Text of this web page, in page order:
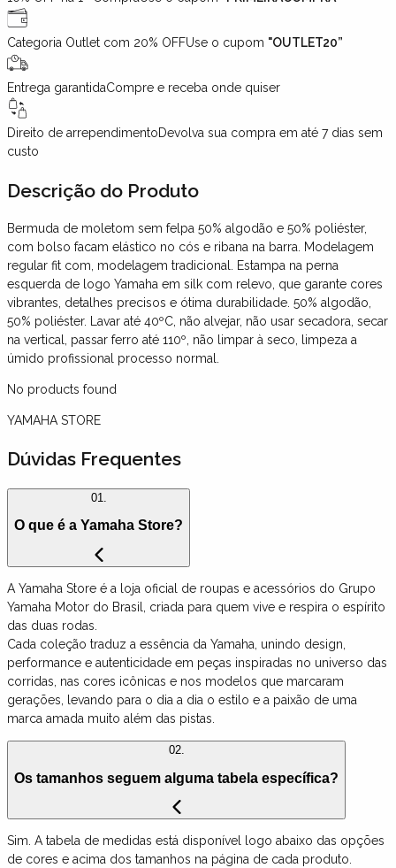
Categoria Outlet com 20% OFFUse o cupom "OUTLET20”
Entrega garantidaCompre e receba onde quiser
Direito de arrependimentoDevolva sua compra em até 7 dias sem
custo
Descrição do Produto
Bermuda de moletom sem felpa 50% algodão e 50% poliéster,
com bolso facam elástico no cós e ribana na barra. Modelagem
regular fit com, modelagem tradicional. Estampa na perna
esquerda de logo Yamaha em silk com relevo, que garante cores
vibrantes, detalhes precisos e ótima durabilidade. 50% algodão,
50% poliéster. Lavar até 40ºC, não alvejar, não usar secadora, secar
na vertical, passar ferro até 110º, não limpar à seco, limpeza a
úmido profissional processo normal.
No products found
YAMAHA STORE
Dúvidas Frequentes
01.
O que é a Yamaha Store?
A Yamaha Store é a loja oficial de roupas e acessórios do Grupo
Yamaha Motor do Brasil, criada para quem vive e respira o espírito
das duas rodas.
Cada coleção traduz a essência da Yamaha, unindo design,
performance e autenticidade em peças inspiradas no universo das
corridas, nas cores icônicas e nos modelos que marcaram
gerações, levando para o dia a dia o estilo e a paixão de uma
marca amada muito além das pistas.
02.
Os tamanhos seguem alguma tabela específica?
Sim. A tabela de medidas está disponível logo abaixo das opções
de cores e acima dos tamanhos na página de cada produto.